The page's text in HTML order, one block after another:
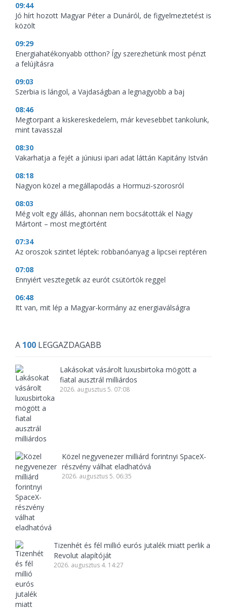
09:44
Jó hírt hozott Magyar Péter a Dunáról, de figyelmeztetést is
közölt
09:29
Energiahatékonyabb otthon? Így szerezhetünk most pénzt
a felújításra
09:03
Szerbia is lángol, a Vajdaságban a legnagyobb a baj
08:46
Megtorpant a kiskereskedelem, már kevesebbet tankolunk,
mint tavasszal
08:30
Vakarhatja a fejét a júniusi ipari adat láttán Kapitány István
08:18
Nagyon közel a megállapodás a Hormuzi-szorosról
08:03
Még volt egy állás, ahonnan nem bocsátották el Nagy
Mártont – most megtörtént
07:34
Az oroszok szintet léptek: robbanóanyag a lipcsei reptéren
07:08
Ennyiért vesztegetik az eurót csütörtök reggel
06:48
Itt van, mit lép a Magyar-kormány az energiaválságra
A 100 LEGGAZDAGABB
Lakásokat vásárolt luxusbirtoka mögött a
fiatal ausztrál milliárdos
2026. augusztus 5. 07:08
Közel negyvenezer milliárd forintnyi SpaceX-
részvény válhat eladhatóvá
2026. augusztus 5. 06:35
Tizenhét és fél millió eurós jutalék miatt perlik a
Revolut alapítóját
2026. augusztus 4. 14:27